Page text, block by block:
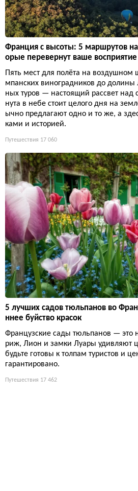
Франция с высоты: 5 маршрутов
орые перевернут ваше восприятие
Пять мест для полёта на
мпанских виноградников до долины
ных туров — настоящий рассвет над
нута в небе стоит целого дня на
ычно предлагают одно и то же, а
ками и историей.
Путешествия 17 060
5 лучших садов тюльпанов во
ннее буйство красок
Французские сады тюльпанов — это
риж, Лион и замки Луары удивляют
будьте готовы к толпам туристов и
гарантировано.
Путешествия 17 462